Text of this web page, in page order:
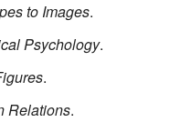
to Images.
Psychology.
.
Relations.